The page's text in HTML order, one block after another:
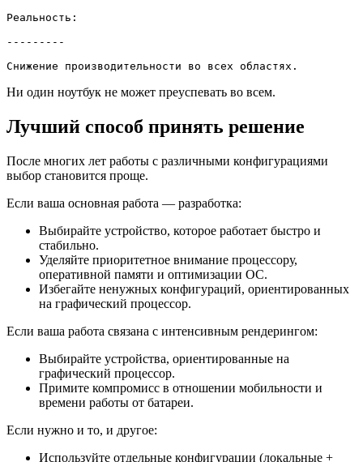
Реальность:
---------
Снижение производительности во всех областях.
Ни один ноутбук не может преуспевать во всем.
Лучший способ принять решение
После многих лет работы с различными конфигурациями
выбор становится проще.
Если ваша основная работа — разработка:
Выбирайте устройство, которое работает быстро и
стабильно.
Уделяйте приоритетное внимание процессору,
оперативной памяти и оптимизации ОС.
Избегайте ненужных конфигураций, ориентированных
на графический процессор.
Если ваша работа связана с интенсивным рендерингом:
Выбирайте устройства, ориентированные на
графический процессор.
Примите компромисс в отношении мобильности и
времени работы от батареи.
Если нужно и то, и другое:
Используйте отдельные конфигурации (локальные +